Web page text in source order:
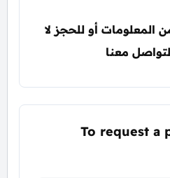
المعلومات أو للحجز لا
معنا
To request a